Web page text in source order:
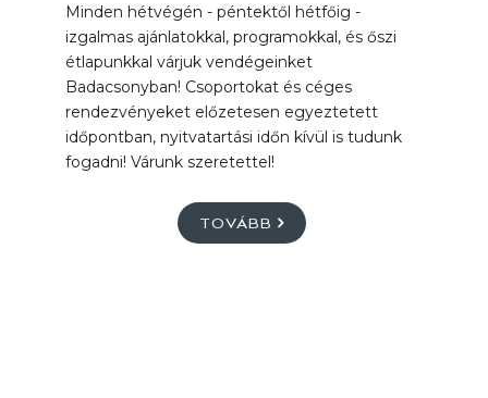
Minden hétvégén - péntektől hétfőig -
izgalmas ajánlatokkal, programokkal, és őszi
étlapunkkal várjuk vendégeinket
Badacsonyban! Csoportokat és céges
rendezvényeket előzetesen egyeztetett
időpontban, nyitvatartási időn kívül is tudunk
fogadni! Várunk szeretettel!
TOVÁBB